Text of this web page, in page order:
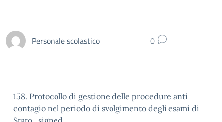
Personale scolastico 0
158. Protocollo di gestione delle procedure anti
contagio nel periodo di svolgimento degli esami di
Stato_signed